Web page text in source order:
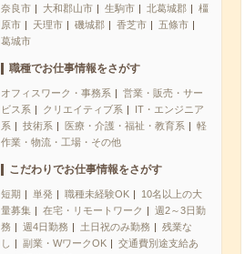
奈良市 大和郡山市 生駒市 北葛城郡
橿
原市
天理市 磯城郡 香芝市
五條市
葛城市
職種でお仕事情報をさがす
オフィスワーク・事務系
営業・販売・サー
ビス系
クリエイティブ系
IT・エンジニア
系
技術系 医療・介護・福祉・教育系
軽
作業・物流・工場・その他
こだわりでお仕事情報をさがす
短期 単発 職種未経験OK
10名以上の大
量募集
在宅・リモートワーク
週2～3日勤
務
週4日勤務 土日祝のみ勤務
残業な
し
副業・WワークOK
交通費別途支給あ